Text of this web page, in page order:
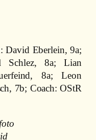
David Eberlein, 9a;
Schlez, 8a; Lian
8a; Leon
7b; Coach: OStR